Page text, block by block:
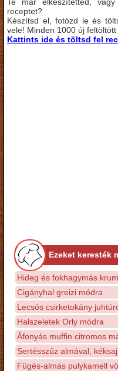
receptet?
Készítsd el, fotózd le és
vele! Minden 1000 új
Kattints ide és töltsd fel
Ezeket keresték
Hideg és fokhagymás
Cigányhal greizi módra
Lecsós csirketokány
Halszeletek Orly módra
Áfonyás muffin citromos
Sertésszűz almával,
Fügés-almás pulykamell